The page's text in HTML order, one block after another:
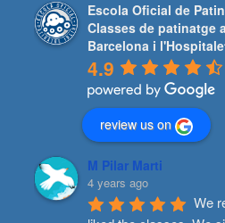
Escola Oficial de
Classes de patinatge
Barcelona i
4.9
review us on
M Pilar Marti
4 years ago
We